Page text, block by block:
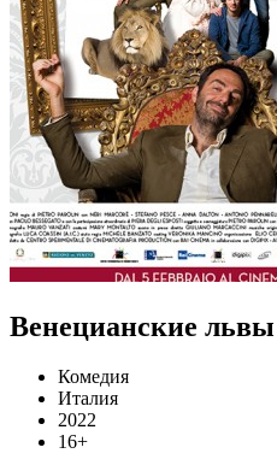
Венецианские львы
Комедия
Италия
2022
16+